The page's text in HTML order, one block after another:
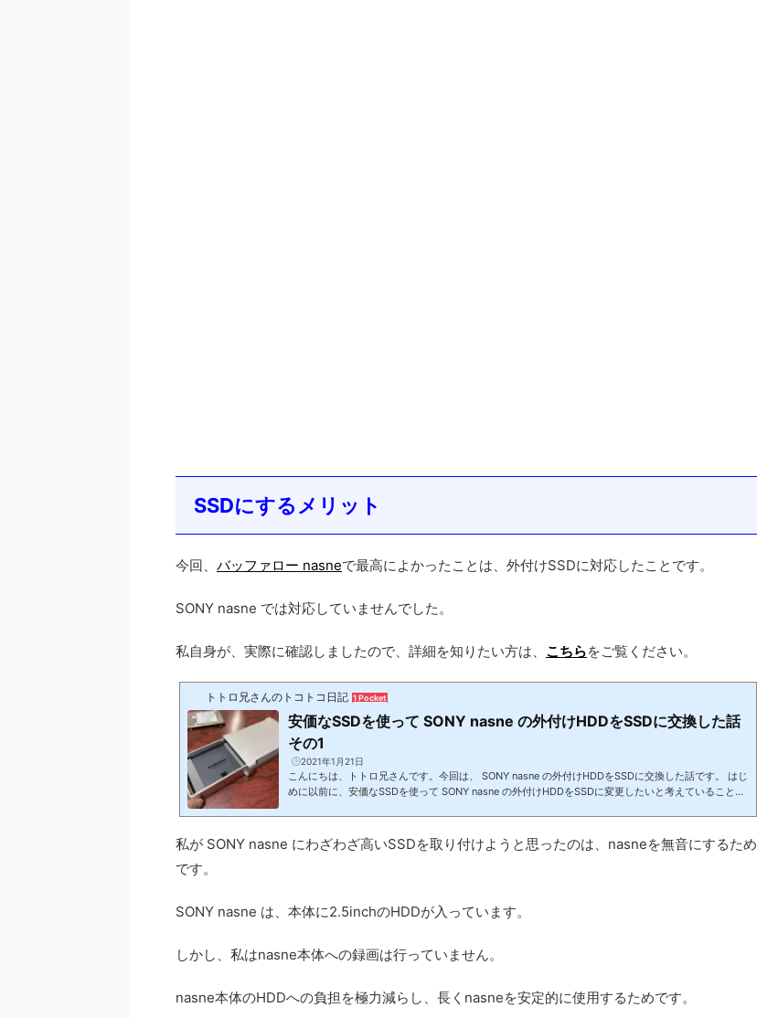
SSDにするメリット
今回、 バッファロー nasneで最高によかったことは、外付けSSDに対応したことです。
SONY nasne では対応していませんでした。
私自身が、実際に確認しましたので、詳細を知りたい方は、 こちらをご覧ください。
トトロ兄さんのトコトコ日記 1 Pocket
安価なSSDを使って SONY nasne の外付けHDDをSSDに交換した話
その1
2021年1月21日
こんにちは、トトロ兄さんです。今回は、 SONY nasne の外付けHDDをSSDに交換した話です。 はじ
めに以前に、安価なSSDを使って SONY nasne の外付けHDDをSSDに変更したいと考えていることを
ntScript||c.scripts;(b.q=b.q||).push(arguments)};c.getElementById(a)||(d=c.createElement(f),d.sr
c=g,d.id=a,e=c.getElementsByTagName(...
私が SONY nasne にわざわざ高いSSDを取り付けようと思ったのは、nasneを無音にするため
です。
SONY nasne は、本体に2.5inchのHDDが入っています。
しかし、私はnasne本体への録画は行っていません。
nasne本体のHDDへの負担を極力減らし、長くnasneを安定的に使用するためです。